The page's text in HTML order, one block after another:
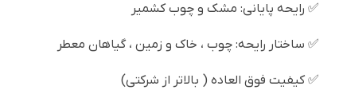
✅ رایحه پایانی: مشک و چوب کشمیر
✅ ساختار رایحه: چوب ، خاک و زمین ، گیاهان معطر
✅ کیفیت فوق العاده ( بالاتر از شرکتی)